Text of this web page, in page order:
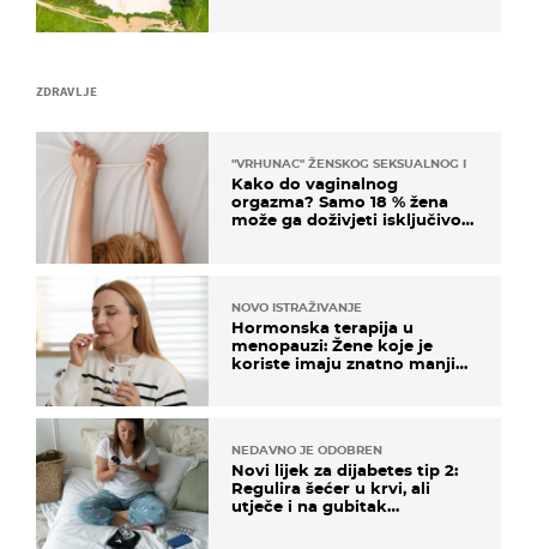
ZDRAVLJE
"VRHUNAC" ŽENSKOG SEKSUALNOG ISKUSTVA
Kako do vaginalnog
orgazma? Samo 18 % žena
može ga doživjeti isključivo
NOVO ISTRAŽIVANJE
Hormonska terapija u
menopauzi: Žene koje je
koriste imaju znatno manji
NEDAVNO JE ODOBREN
Novi lijek za dijabetes tip 2:
Regulira šećer u krvi, ali
utječe i na gubitak